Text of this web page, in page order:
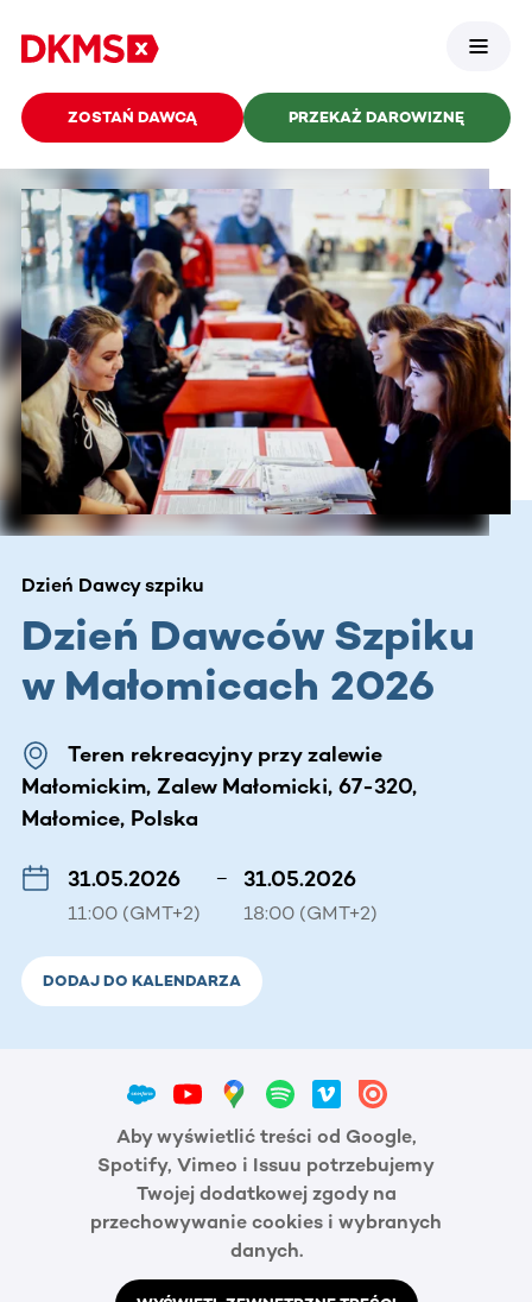
ZOSTAŃ DAWCĄ PRZEKAŻ DAROWIZNĘ
Dzień Dawcy szpiku
Dzień Dawców Szpiku
w Małomicach 2026
Teren rekreacyjny przy zalewie
Małomickim, Zalew Małomicki, 67-320,
Małomice, Polska
31.05.2026
11:00 (GMT+2)
– 31.05.2026
18:00 (GMT+2)
DODAJ DO KALENDARZA
Aby wyświetlić treści od Google,
Spotify, Vimeo i Issuu potrzebujemy
Twojej dodatkowej zgody na
przechowywanie cookies i wybranych
danych.